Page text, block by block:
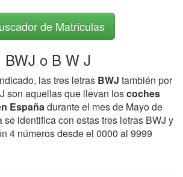
de Matriculas
BWJ o B W J
las tres letras BWJ también por
son aquellas que llevan loscoches
Españadurante el mes de Mayo de
se identifica con estas tres letras BWJ y
4 números desde el 0000 al 9999